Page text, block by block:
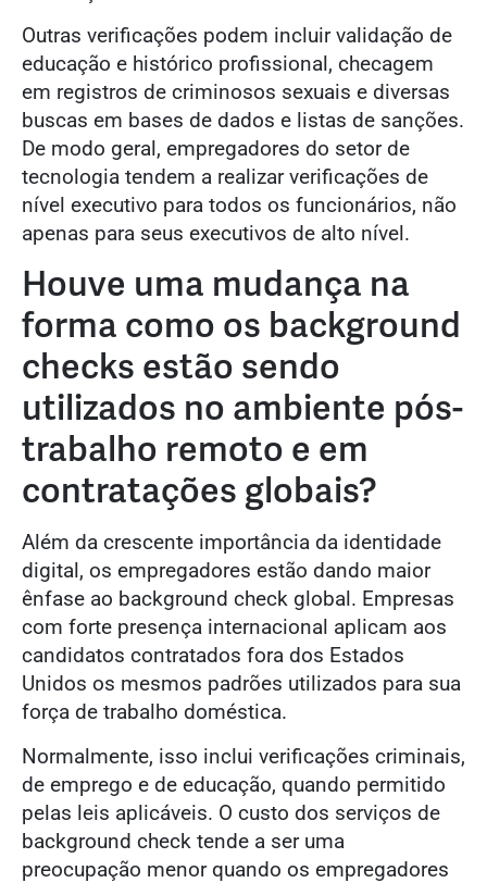
Outras verificações podem incluir validação de
educação e histórico profissional, checagem
em registros de criminosos sexuais e diversas
buscas em bases de dados e listas de sanções.
De modo geral, empregadores do setor de
tecnologia tendem a realizar verificações de
nível executivo para todos os funcionários, não
apenas para seus executivos de alto nível.
Houve uma mudança na
forma como os background
checks estão sendo
utilizados no ambiente pós-
trabalho remoto e em
contratações globais?
Além da crescente importância da identidade
digital, os empregadores estão dando maior
ênfase ao background check global. Empresas
com forte presença internacional aplicam aos
candidatos contratados fora dos Estados
Unidos os mesmos padrões utilizados para sua
força de trabalho doméstica.
Normalmente, isso inclui verificações criminais,
de emprego e de educação, quando permitido
pelas leis aplicáveis. O custo dos serviços de
background check tende a ser uma
preocupação menor quando os empregadores